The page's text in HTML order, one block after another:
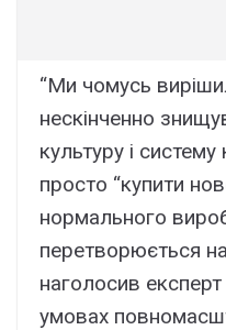
“Ми чомусь
нескінченно
культуру і
просто “купити
нормального
перетворюється
наголосив
умовах